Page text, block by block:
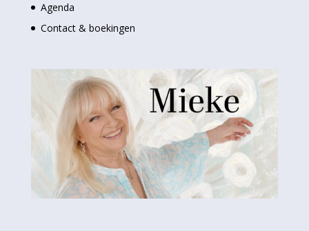
Agenda
Contact & boekingen